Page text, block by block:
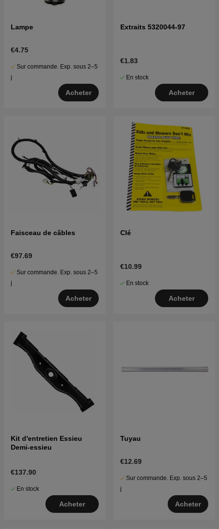
Lampe
€4.75
Sur commande. Exp. sous 2–5
j
Acheter
Extraits 5320044-97
€1.83
En stock
Acheter
Faisceau de câbles
€97.69
Sur commande. Exp. sous 2–5
j
Acheter
Clé
€10.99
En stock
Acheter
Kit d'entretien Essieu
Demi-essieu
€137.90
En stock
Acheter
Tuyau
€12.69
Sur commande. Exp. sous 2–5
j
Acheter